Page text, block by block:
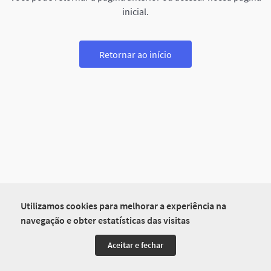
Utilizamos cookies para melhorar a experiência na
navegação e obter estatísticas das visitas
Aceitar e fechar
inicial.
Retornar ao início